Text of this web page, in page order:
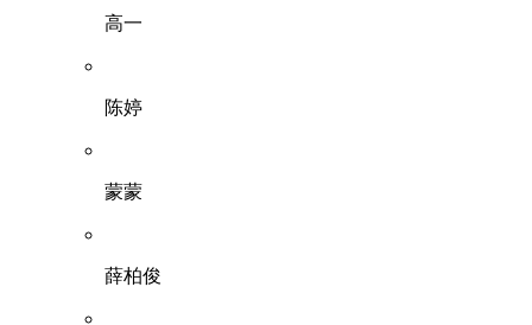
高一
陈婷
蒙蒙
薛柏俊